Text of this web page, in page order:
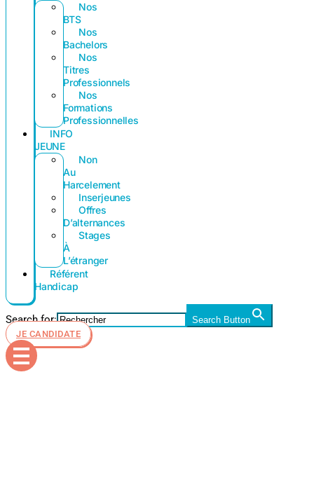
Nos
BTS
Nos
Bachelors
Nos
Titres
Professionnels
Nos
Formations
Professionnelles
INFO
JEUNE
Non
Au
Harcelement
Inserjeunes
Offres
D’alternances
Stages
À
L’étranger
Référent
Handicap
Search for:
Search Button
JE CANDIDATE